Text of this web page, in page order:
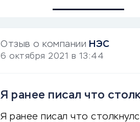
Отзыв о компании НЭС
6 октября 2021 в 13:44
Я ранее писал что
Я ранее писал что